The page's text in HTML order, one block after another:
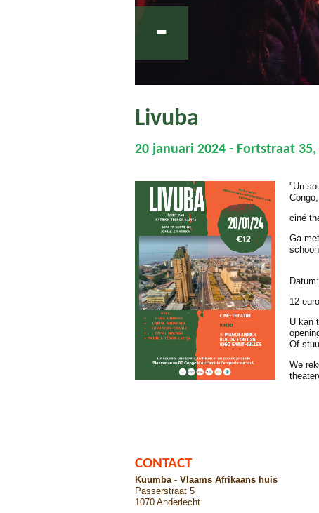
-
Livuba
20 januari 2024 - Fortstraat 35,
"Un
ciné
Ga
Datum:
12
U kan
Of
We
CONTACT
Kuumba - Vlaams Afrikaans huis
Passerstraat 5
1070 Anderlecht